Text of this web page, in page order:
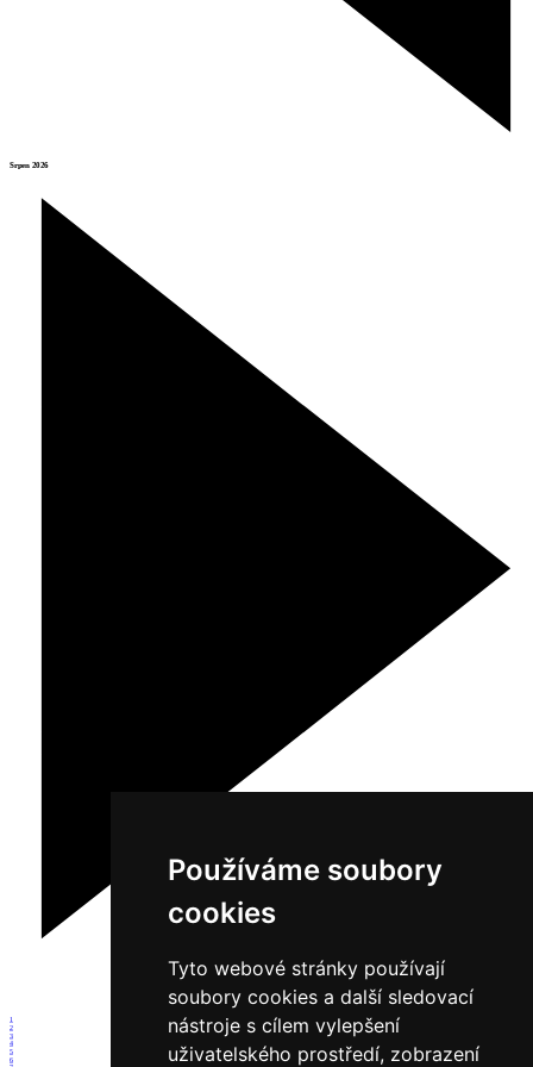
Používáme soubory
cookies
Tyto webové stránky používají
soubory cookies a další sledovací
nástroje s cílem vylepšení
uživatelského prostředí, zobrazení
Srpen 2026
1
2
3
4
5
6